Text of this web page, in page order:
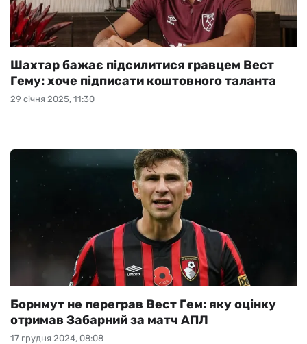
29 січня 2025, 11:30
Шахтар бажає підсилитися гравцем Вест
Гему: хоче підписати коштовного таланта
17 грудня 2024, 08:08
Борнмут не переграв Вест Гем: яку оцінку
отримав Забарний за матч АПЛ